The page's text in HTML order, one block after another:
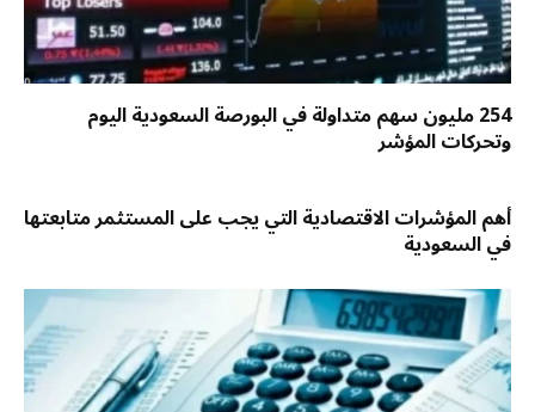
254 مليون سهم متداولة في البورصة السعودية اليوم
وتحركات المؤشر
أهم المؤشرات الاقتصادية التي يجب على المستثمر متابعتها
في السعودية